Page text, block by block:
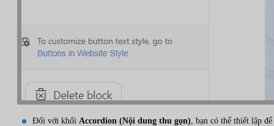
Đối với khối Accordion (Nội dung thu gọn) , bạn có thể thiết lập để